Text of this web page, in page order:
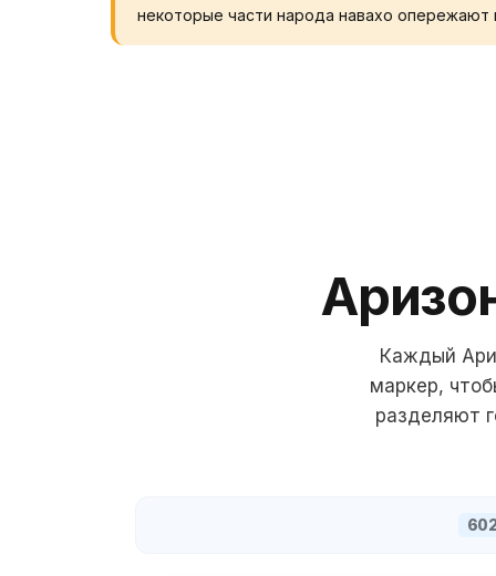
некоторые части народа навахо опережают
Каждый
маркер,
разделяют